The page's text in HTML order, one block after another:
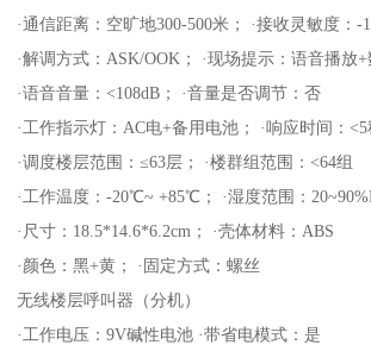
·通信距离：空旷地300-500米； ·接收灵敏度：-
·解调方式：ASK/OOK； ·现场提示：语音播放
·语音音量：<108dB； ·音量是否调节：否
·工作指示灯：AC电+备用电池； ·响应时间：<5
·调度楼层范围：≤63层； ·楼群组范围：<64组
·工作温度：-20℃~ +85℃； ·湿度范围：
·尺寸：18.5*14.6*6.2cm； ·壳体材料：ABS
·颜色：黑+黄； ·固定方式：螺丝
无线楼层呼叫器（分机）
·工作电压：9V碱性电池 ·带省电模式：是